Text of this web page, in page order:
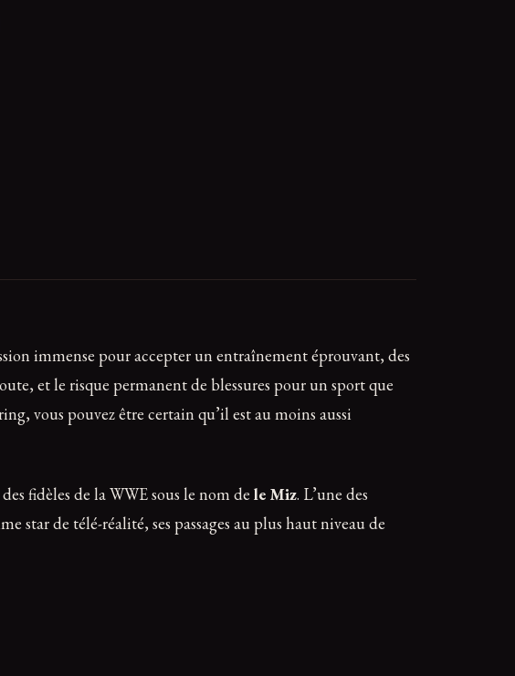
immense pour accepter un entraînement éprouvant, des
et le risque permanent de blessures pour un sport que
vous pouvez être certain qu’il est au moins aussi
fidèles de la WWE sous le nom de le Miz. L’une des
star de télé-réalité, ses passages au plus haut niveau de